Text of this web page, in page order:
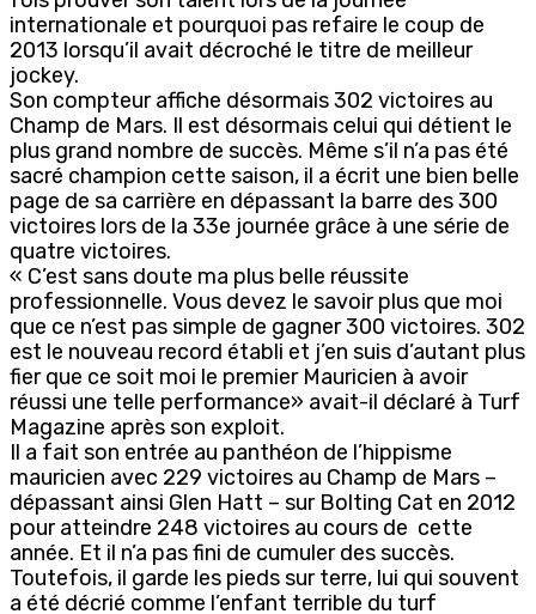
internationale et pourquoi pas refaire le coup de
2013 lorsqu’il avait décroché le titre de meilleur
jockey.
Son compteur affiche désormais 302 victoires au
Champ de Mars. Il est désormais celui qui détient le
plus grand nombre de succès. Même s’il n’a pas été
sacré champion cette saison, il a écrit une bien belle
page de sa carrière en dépassant la barre des 300
victoires lors de la 33e journée grâce à une série de
quatre victoires.
« C’est sans doute ma plus belle réussite
professionnelle. Vous devez le savoir plus que moi
que ce n’est pas simple de gagner 300 victoires. 302
est le nouveau record établi et j’en suis d’autant plus
fier que ce soit moi le premier Mauricien à avoir
réussi une telle performance» avait-il déclaré à Turf
Magazine après son exploit.
Il a fait son entrée au panthéon de l’hippisme
mauricien avec 229 victoires au Champ de Mars –
dépassant ainsi Glen Hatt – sur Bolting Cat en 2012
pour atteindre 248 victoires au cours de cette
année. Et il n’a pas fini de cumuler des succès.
Toutefois, il garde les pieds sur terre, lui qui souvent
a été décrié comme l’enfant terrible du turf